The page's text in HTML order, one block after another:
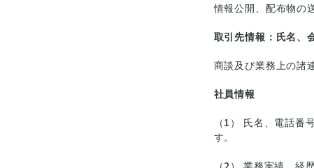
情報公開、配布物の
取引先情報：氏名、
商談及び業務上の諸
社員情報
（1） 氏名、電話
す。
（2） 業務実績、